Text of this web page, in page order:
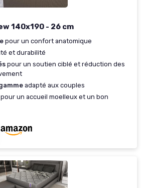
140x190 - 26 cm
pour un confort anatomique
et durabilité
pour un soutien ciblé et réduction des
adapté aux couples
un accueil moelleux et un bon